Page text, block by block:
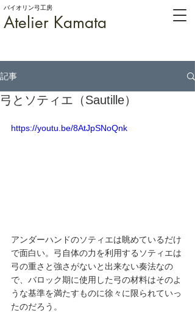
Atelier Kamata
バイオリン弓工房
記事
弓とソティエ（Sautille）
https://youtu.be/8AtJpSNoQnk
アンダーハンドのソティエは眺めているだけ
で面白い。弓自体の力を利用するソティエは
弓の重さと強さがないと出来ない奏法なの
で、バロック期に使用した弓の材料はそのよ
うな基準を満たすものに徐々に限られていっ
たのだろう。